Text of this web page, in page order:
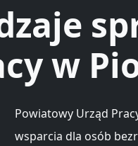
w
Powiatowy Urząd
wsparcia dla osób